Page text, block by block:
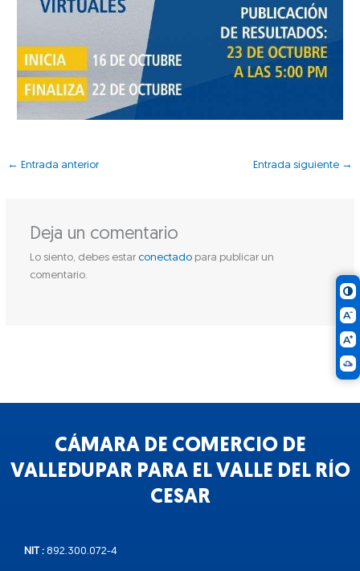
← Entrada anterior Entrada siguiente →
Deja un comentario
Lo siento, debes estar conectadopara publicar un
comentario.
CÁMARA DE COMERCIO DE
VALLEDUPAR PARA EL VALLE DEL RÍO
CESAR
NIT : 892.300.072-4